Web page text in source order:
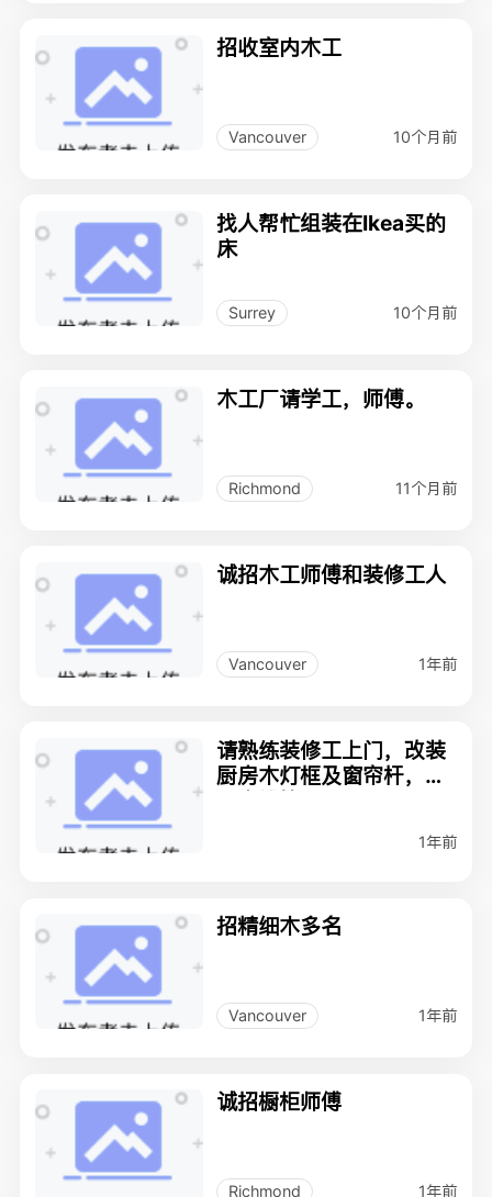
招收室内木工
Vancouver 10个月前
找人帮忙组装在Ikea买的
床
Surrey 10个月前
木工厂请学工，师傅。
Richmond 11个月前
诚招木工师傅和装修工人
Vancouver 1年前
请熟练装修工上门，改装
厨房木灯框及窗帘杆，木
1年前
招精细木多名
Vancouver 1年前
诚招橱柜师傅
Richmond 1年前